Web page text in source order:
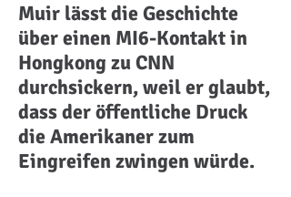
Muir lässt die Geschichte
über einen MI6-Kontakt in
Hongkong zu CNN
durchsickern, weil er glaubt,
dass der öffentliche Druck
die Amerikaner zum
Eingreifen zwingen würde.